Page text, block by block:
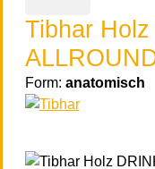
Tibhar
Form: anatomisch
Bildergalerie